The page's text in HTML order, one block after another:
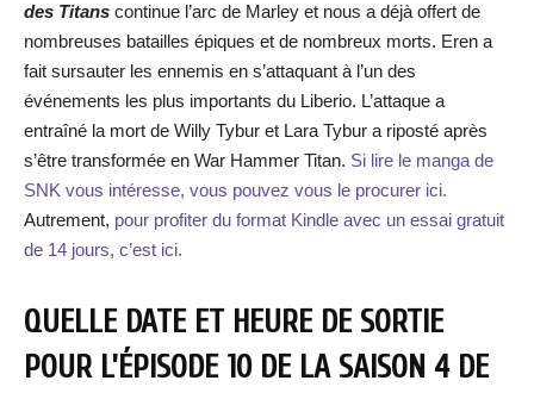
des Titans continue l’arc de Marley et nous a déjà offert de
nombreuses batailles épiques et de nombreux morts. Eren a
fait sursauter les ennemis en s’attaquant à l’un des
événements les plus importants du Liberio. L’attaque a
entraîné la mort de Willy Tybur et Lara Tybur a riposté après
s’être transformée en War Hammer Titan. Si lire le manga de
SNK vous intéresse, vous pouvez vous le procurer ici.
Autrement, pour profiter du format Kindle avec un essai gratuit
de 14 jours, c’est ici.
QUELLE DATE ET HEURE DE SORTIE
POUR L’ÉPISODE 10 DE LA SAISON 4 DE